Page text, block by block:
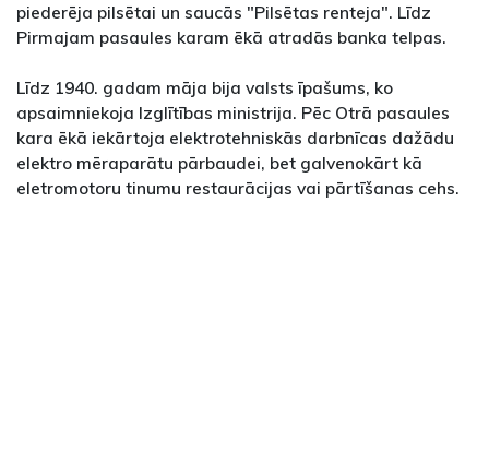
piederēja pilsētai un saucās "Pilsētas renteja". Līdz
Pirmajam pasaules karam ēkā atradās banka telpas.
Līdz 1940. gadam māja bija valsts īpašums, ko
apsaimniekoja Izglītības ministrija. Pēc Otrā pasaules
kara ēkā iekārtoja elektrotehniskās darbnīcas dažādu
elektro mēraparātu pārbaudei, bet galvenokārt kā
eletromotoru tinumu restaurācijas vai pārtīšanas cehs.